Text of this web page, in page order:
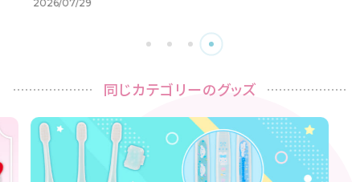
サンリオライセンス
同じカテゴリーのグッズ